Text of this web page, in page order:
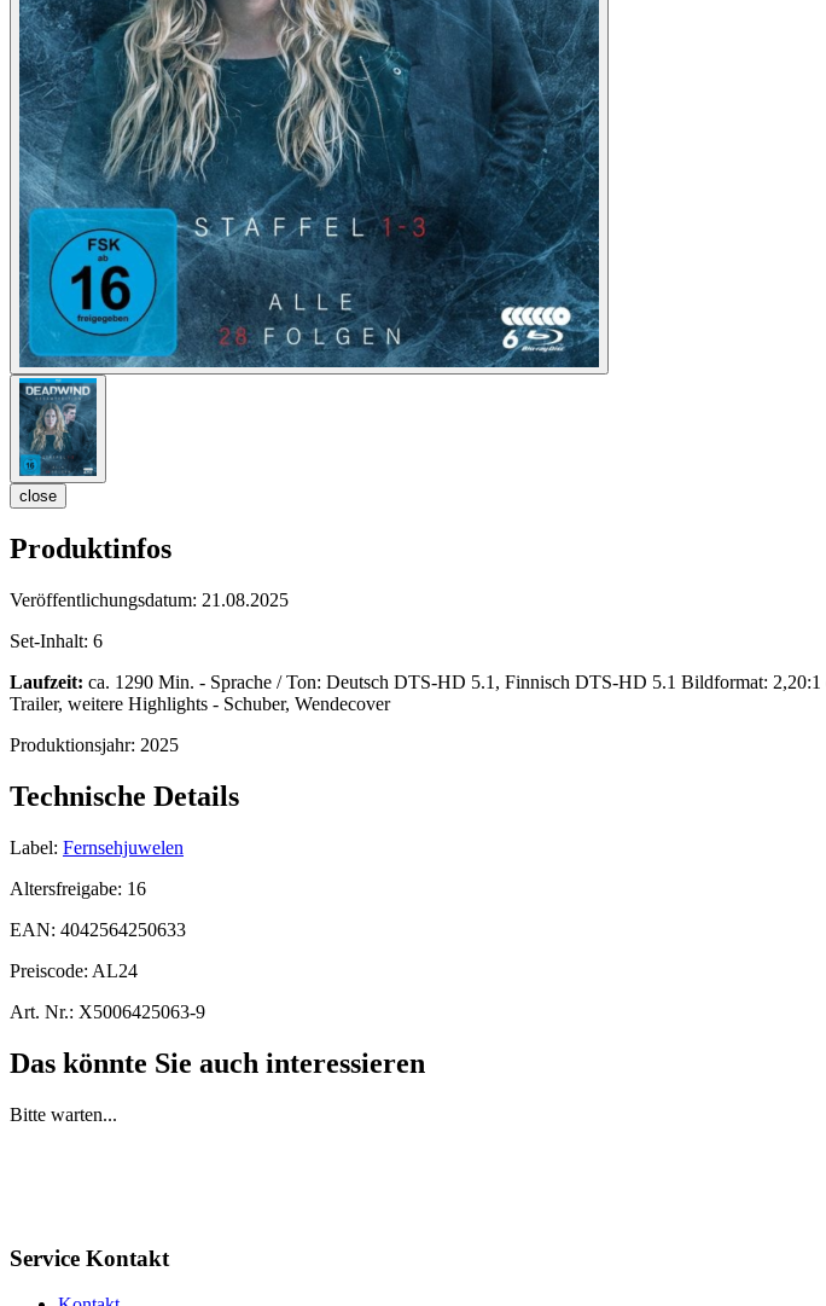
close
Produktinfos
Veröffentlichungsdatum: 21.08.2025
Set-Inhalt: 6
Laufzeit: ca. 1290 Min. - Sprache / Ton: Deutsch DTS-HD 5.1, Finnisch DTS-HD 5.1 Bildformat:
Trailer, weitere Highlights - Schuber, Wendecover
Produktionsjahr: 2025
Technische Details
Label: Fernsehjuwelen
Altersfreigabe: 16
EAN: 4042564250633
Preiscode: AL24
Art. Nr.: X5006425063-9
Das könnte Sie auch interessieren
Bitte warten...
Service Kontakt